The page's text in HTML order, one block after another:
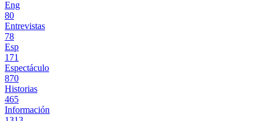
Eng
80
Entrevistas
78
Esp
171
Espectáculo
870
Historias
465
Información